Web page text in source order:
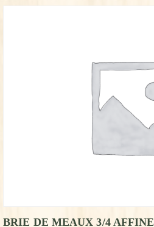
BRIE DE MEAUX 3/4 AFFINE